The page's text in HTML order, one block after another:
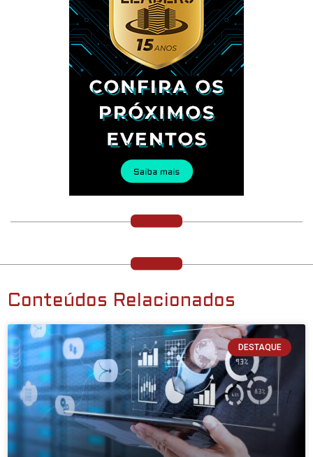
Conteúdos Relacionados
DESTAQUE